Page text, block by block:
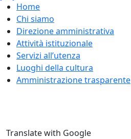
Home
Chi siamo
Direzione amministrativa
Attività istituzionale
Servizi all’utenza
Luoghi della cultura
Amministrazione trasparente
SkipTranslate with Google